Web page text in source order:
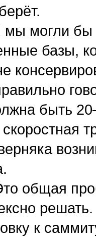
мы могли бы
базы,
быть
скоростная
общая
к